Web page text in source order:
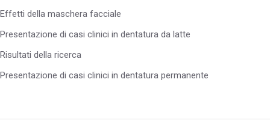
Effetti della maschera facciale
Presentazione di casi clinici in dentatura da latte
Risultati della ricerca
Presentazione di casi clinici in dentatura permanente